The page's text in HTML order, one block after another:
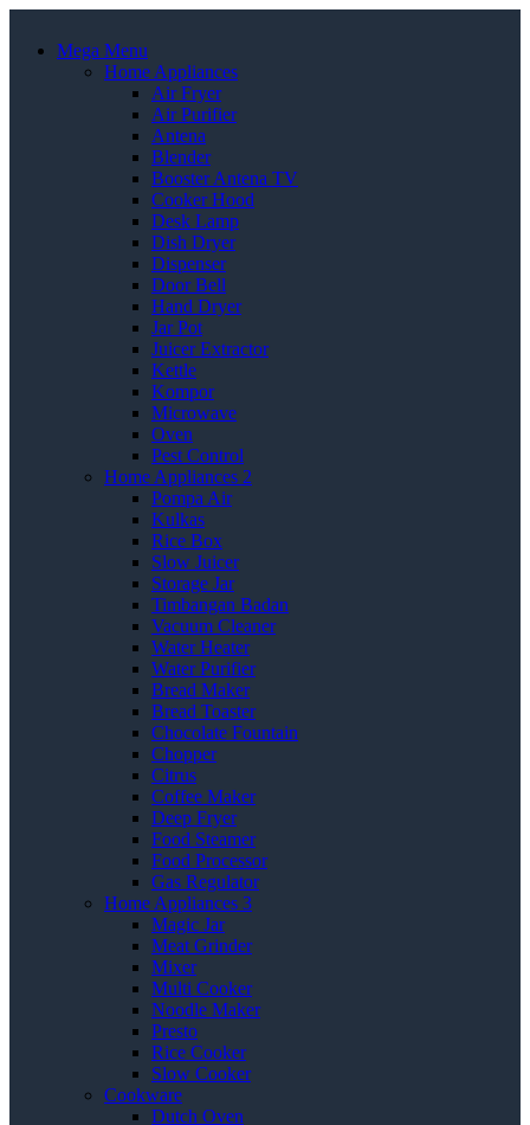
Mega Menu
Home Appliances
Air Fryer
Air Purifier
Antena
Blender
Booster Antena TV
Cooker Hood
Desk Lamp
Dish Dryer
Dispenser
Door Bell
Hand Dryer
Jar Pot
Juicer Extractor
Kettle
Kompor
Microwave
Oven
Pest Control
Home Appliances 2
Pompa Air
Kulkas
Rice Box
Slow Juicer
Storage Jar
Timbangan Badan
Vacuum Cleaner
Water Heater
Water Purifier
Bread Maker
Bread Toaster
Chocolate Fountain
Chopper
Citrus
Coffee Maker
Deep Fryer
Food Steamer
Food Processor
Gas Regulator
Home Appliances 3
Magic Jar
Meat Grinder
Mixer
Multi Cooker
Noodle Maker
Presto
Rice Cooker
Slow Cooker
Cookware
Dutch Oven